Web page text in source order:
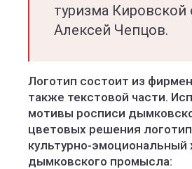
туризма Кировской
Алексей Чепцов.
Логотип состоит из
также текстовой части.
мотивы росписи
цветовых решения
культурно-эмоциональный
дымковского промысла: